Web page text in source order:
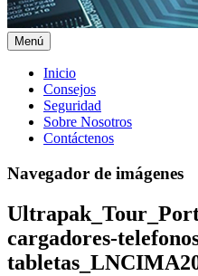
Menú
Menú
principal
Inicio
Consejos
Seguridad
Sobre Nosotros
Contáctenos
Navegador de imágenes
cargadores-